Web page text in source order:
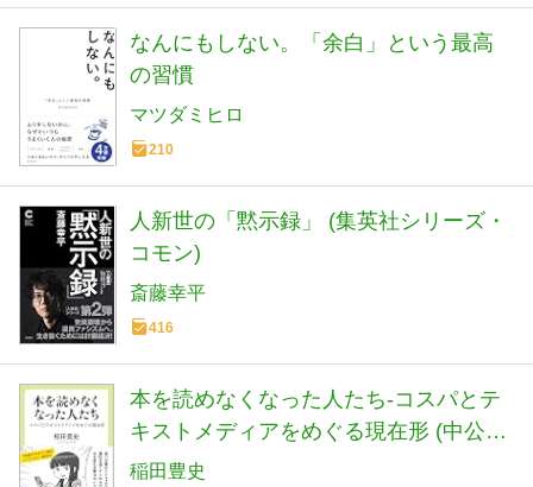
なんにもしない。「余白」という最高
の習慣
マツダミヒロ
210
人新世の「黙示録」 (集英社シリーズ・
コモン)
斎藤幸平
416
本を読めなくなった人たち-コスパとテ
キストメディアをめぐる現在形 (中公新
書ラクレ 861)
稲田豊史